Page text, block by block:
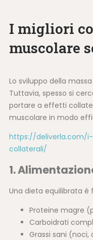
I migliori
muscolare
Lo sviluppo della
Tuttavia, spesso si
portare a effetti
muscolare in modo
https://deliverla.com/
collaterali/
1.
Una dieta equilibrata è
Proteine magre
Carboidrati
Grassi sani (noci,